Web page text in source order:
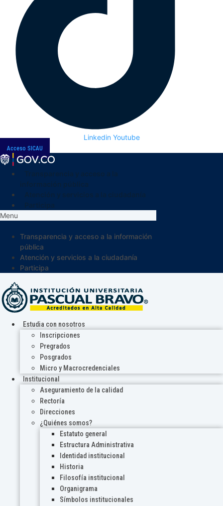
Linkedin Youtube
Acceso SICAU
Menu
Transparencia y acceso a la información
pública
Atención y servicios a la ciudadanía
Participa
Estudia con nosotros
Inscripciones
Pregrados
Posgrados
Micro y Macrocredenciales
Institucional
Aseguramiento de la calidad
Rectoría
Direcciones
¿Quiénes somos?
Estatuto general
Estructura Administrativa
Identidad institucional
Historia
Filosofía institucional
Organigrama
Símbolos institucionales